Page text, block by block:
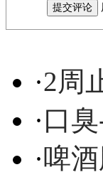
·2周
·口
·啤